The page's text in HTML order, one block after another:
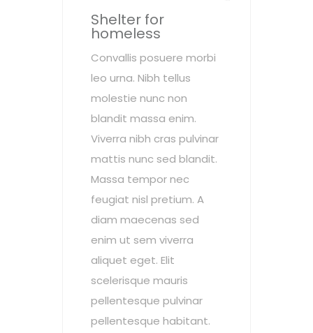
Shelter for
homeless
Convallis posuere morbi
leo urna. Nibh tellus
molestie nunc non
blandit massa enim.
Viverra nibh cras pulvinar
mattis nunc sed blandit.
Massa tempor nec
feugiat nisl pretium. A
diam maecenas sed
enim ut sem viverra
aliquet eget. Elit
scelerisque mauris
pellentesque pulvinar
pellentesque habitant.